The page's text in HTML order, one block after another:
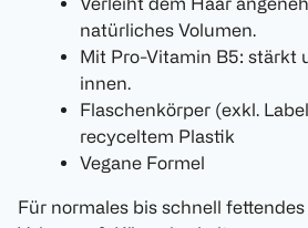
natürliches Volumen.
Mit Pro-Vitamin B5: stärkt
innen.
Flaschenkörper (exkl.
recyceltem Plastik
Vegane Formel
Für normales bis schnell